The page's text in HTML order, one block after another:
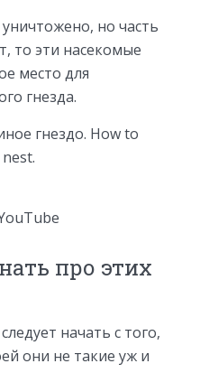
но часть
то эти насекомые
место для
гнезда.
гнездо. How to
про этих
начать с того,
они не такие уж и